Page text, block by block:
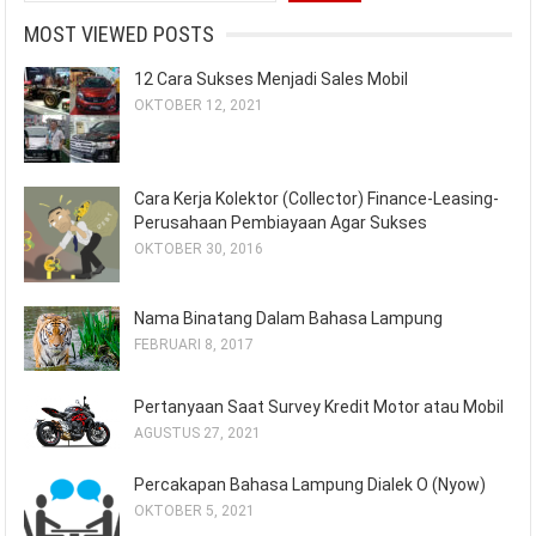
MOST VIEWED POSTS
12 Cara Sukses Menjadi Sales Mobil
OKTOBER 12, 2021
Cara Kerja Kolektor (Collector) Finance-Leasing-
Perusahaan Pembiayaan Agar Sukses
OKTOBER 30, 2016
Nama Binatang Dalam Bahasa Lampung
FEBRUARI 8, 2017
Pertanyaan Saat Survey Kredit Motor atau Mobil
AGUSTUS 27, 2021
Percakapan Bahasa Lampung Dialek O (Nyow)
OKTOBER 5, 2021